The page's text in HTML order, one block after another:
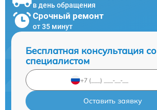
в день обращения
Срочный ремонт
от 35 минут
Бесплатная консультация со
специалистом
Оставить заявку